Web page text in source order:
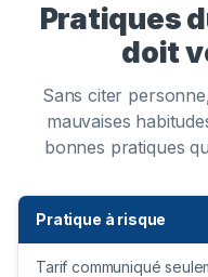
Pratiques
doit
Sans citer
mauvaises
bonnes pratiques
Pratique à risque
Tarif communiqué